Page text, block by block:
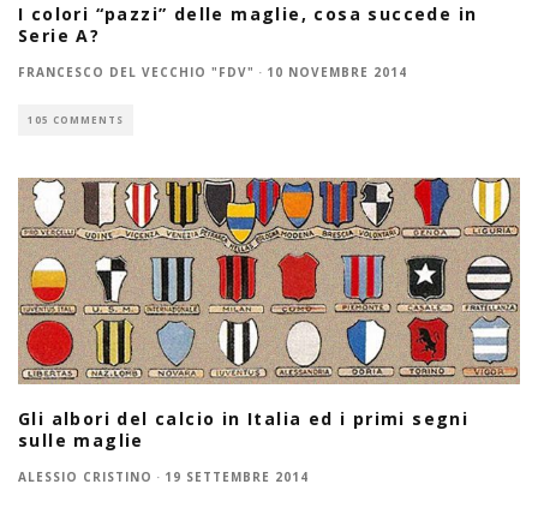
I colori “pazzi” delle maglie, cosa succede in
Serie A?
FRANCESCO DEL VECCHIO "FDV" · 10 NOVEMBRE 2014
105 COMMENTS
Gli albori del calcio in Italia ed i primi segni
sulle maglie
ALESSIO CRISTINO · 19 SETTEMBRE 2014